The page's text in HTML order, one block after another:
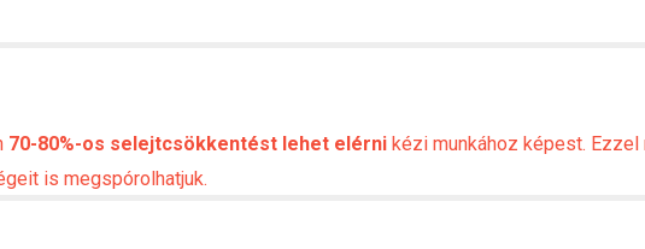
70-80%-os selejtcsökkentést lehet elérni kézi munkához képest.
is megspórolhatjuk.